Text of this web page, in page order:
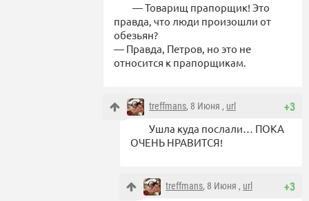
— Товарищ прапорщик! Это
правда, что люди произошли от
обезьян?
— Правда, Петров, но это не
относится к прапорщикам.
+3
treffmans, 8 Июня , url
Ушла куда послали… ПОКА
ОЧЕНЬ НРАВИТСЯ!
+3
treffmans, 8 Июня , url